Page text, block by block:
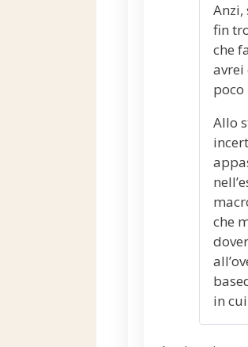
fin
che
avrei
Allo
che
in